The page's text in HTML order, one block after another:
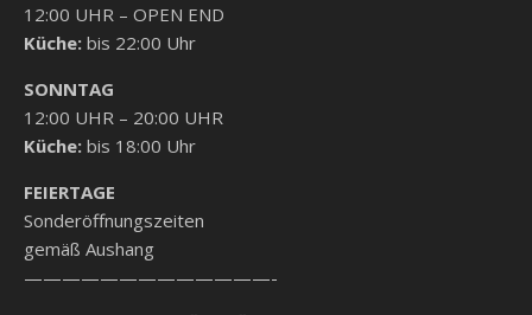
12:00 UHR – OPEN END
Küche: bis 22:00 Uhr
SONNTAG
12:00 UHR – 20:00 UHR
Küche: bis 18:00 Uhr
FEIERTAGE
Sonderöffnungszeiten
gemäß Aushang
—————————————-